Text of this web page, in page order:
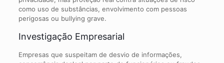
como uso de substâncias, envolvimento com pessoas
perigosas ou bullying grave.
Investigação Empresarial
Empresas que suspeitam de desvio de informações,